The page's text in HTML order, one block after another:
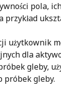
pola,
przykład
użytkownik
dla
gleby,
próbek gleby.